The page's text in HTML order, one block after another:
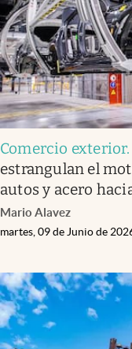
Comercio exterior.
estrangulan el
autos y acero
Mario Alavez
martes, 09 de Junio de